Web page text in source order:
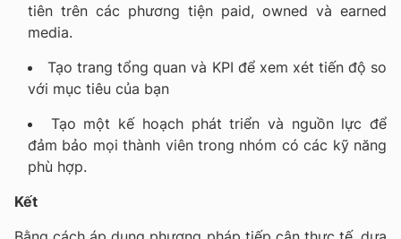
tiên trên các phương tiện paid, owned và earned
media.
Tạo trang tổng quan và KPI để xem xét tiến độ so
với mục tiêu của bạn
Tạo một kế hoạch phát triển và nguồn lực để
đảm bảo mọi thành viên trong nhóm có các kỹ năng
phù hợp.
Kết